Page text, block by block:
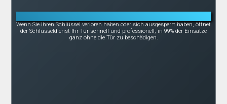
Wenn Sie Ihren Schlüssel verloren haben oder sich ausgesperrt haben, öffnet
der Schlüsseldienst Ihr Tür schnell und professionell, in 99% der Einsätze
ganz ohne die Tür zu beschädigen.